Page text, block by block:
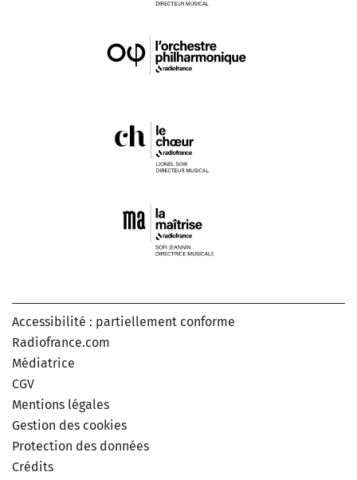
Accessibilité : partiellement conforme
Radiofrance.com
Médiatrice
CGV
Mentions légales
Gestion des cookies
Protection des données
Crédits